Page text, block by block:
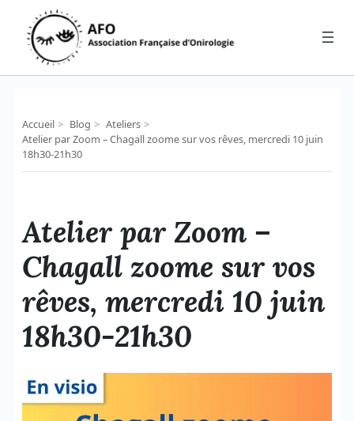
contenu
Accueil > Blog > Ateliers >
Atelier par Zoom – Chagall zoome sur vos rêves, mercredi 10 juin
18h30-21h30
Atelier par Zoom –
Chagall zoome sur vos
rêves, mercredi 10 juin
18h30-21h30